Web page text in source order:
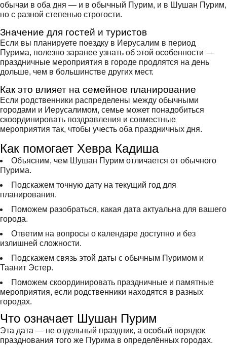
обычаи в оба дня — и в обычный Пурим, и в Шушан Пурим,
но с разной степенью строгости.
Значение для гостей и туристов
Если вы планируете поездку в Иерусалим в период
Пурима, полезно заранее узнать об этой особенности —
праздничные мероприятия в городе продлятся на день
дольше, чем в большинстве других мест.
Как это влияет на семейное планирование
Если родственники распределены между обычными
городами и Иерусалимом, семье может понадобиться
скоординировать поздравления и совместные
мероприятия так, чтобы учесть оба праздничных дня.
Как помогает Хевра Кадиша
Объясним, чем Шушан Пурим отличается от обычного
Пурима.
Подскажем точную дату на текущий год для
планирования.
Поможем разобраться, какая дата актуальна для вашего
города.
Ответим на вопросы о календаре доступно и без
излишней сложности.
Подскажем связь этой даты с обычным Пуримом и
Таанит Эстер.
Поможем скоординировать праздничные и памятные
мероприятия, если родственники находятся в разных
городах.
Что означает Шушан Пурим
Эта дата — не отдельный праздник, а особый порядок
празднования того же Пурима в определённых городах.